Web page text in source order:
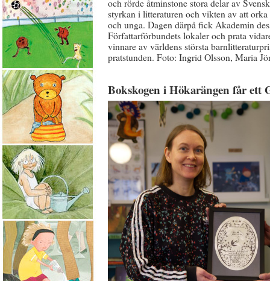
och rörde åtminstone stora delar av
styrkan i litteraturen och vikten av att
och unga. Dagen därpå fick Akademin
Författarförbundets lokaler och prata
vinnare av världens största
pratstunden. Foto: Ingrid Olsson, Maria
Bokskogen i Hökarängen får ett